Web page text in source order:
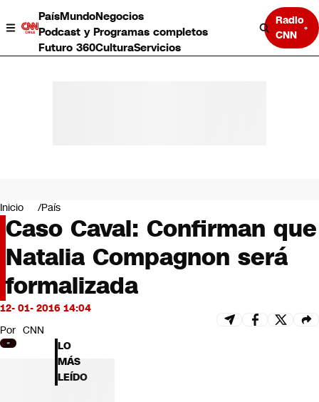
PaísMundoNegocios
Podcast y Programas completos
Futuro 360CulturaServicios
Radio
CNN
Negocios
Deportes
Programas completos
Cultura
Servicios
Bits
CNN tiempo
Futuro 360
Opinión
Inicio País
Caso Caval: Confirman que
Natalia Compagnon será
formalizada
12- 01- 2016 14:04
Por CNN
LO
MÁS
LEÍDO